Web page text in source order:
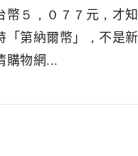
幣５，０７７元，才
「第納爾幣」，不是
購物網...